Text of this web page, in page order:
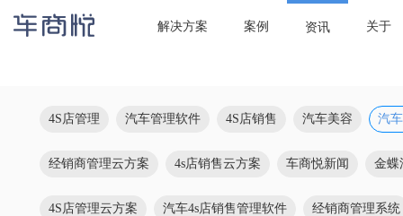
 解决方案 案例 资讯 关于
当前位置：首页/ 汽车销售系统
4S店管理 汽车管理软件 4S店销售 汽车美容 汽
经销商管理云方案 4s店销售云方案 车商悦新闻 金蝶
4S店管理云方案 汽车4s店销售管理软件 经销商管理系统